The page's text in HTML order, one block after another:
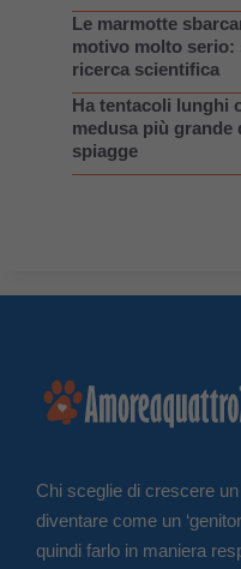
Le marmotte
motivo molto serio:
ricerca scientifica
Ha tentacoli lunghi
medusa più grande
spiagge
Chi sceglie di crescere
diventare come un
quindi farlo in maniera